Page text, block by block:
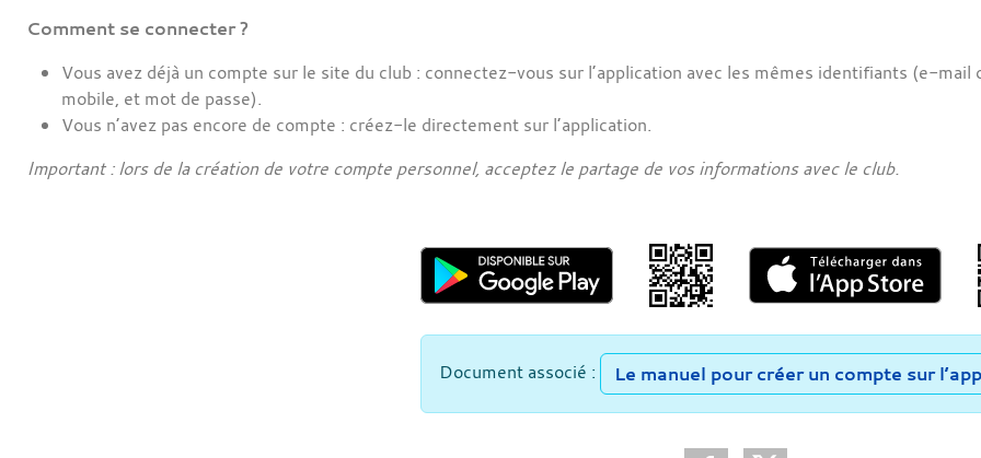
Comment se connecter ?
Vous avez déjà un compte sur le site du club : connectez-vous sur l’application avec les mêmes identifiants (e-mail
mobile, et mot de passe).
Vous n’avez pas encore de compte : créez-le directement sur l’application.
Important : lors de la création de votre compte personnel, acceptez le partage de vos informations avec le club.
Document associé : Le manuel pour créer un compte sur